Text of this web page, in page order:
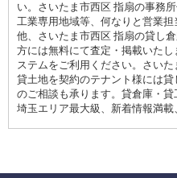
い。さいたま市西区 指扇の事務
工業専用地域等、何なりと営業
他、さいたま市西区 指扇の貸し
方には無料にて査定・掲載いた
ステムをご利用ください。さい
貸土地を契約のテナント様には
のご相談も承ります。貸倉庫・
埼玉エリア最大級、新着情報満載